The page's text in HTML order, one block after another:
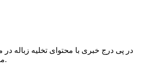
در پی درج خبری با محتوای تخلیه زباله
مربوطه جهت انتقال این زباله ها توسط لودر به سایت و دفن آنها، سید مهدی حسینی دهیار چمگل با ارسال تصاویری خبر از جمع آوری این زباله ها توسط شهرداری داد.